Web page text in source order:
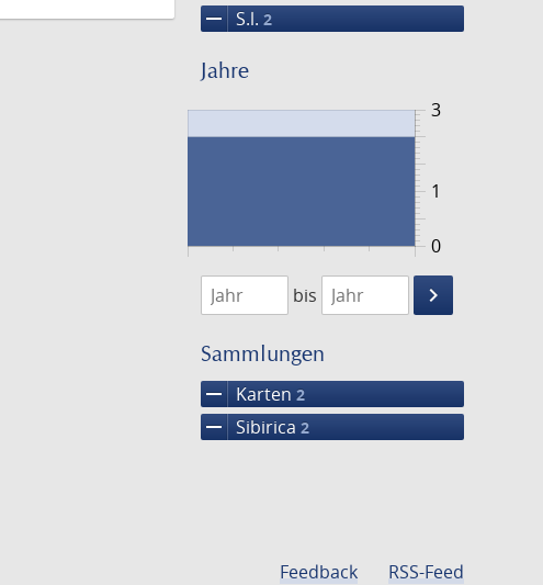
remove S.l. 2
Jahre
0
3
1
1848
1849
bis
keyboard_arrow_right
Suche
Sammlungen
remove Karten 2
remove Sibirica 2
Feedback RSS-Feed